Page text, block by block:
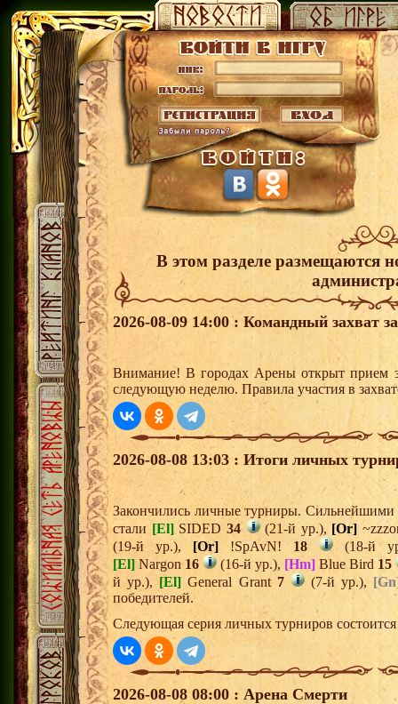
В этом разделе размещаются
2026-08-09 14:00 : Командный захват
Внимание! В городах Арены открыт прием
следующую неделю. Правила участия в
2026-08-08 13:03 : Итоги личных
Закончились личные турниры. Сильнейшими
стали [El]SIDED 34 (21-й ур.), [Or]
(19-й ур.), [Or]!SpAvN! 18
(18-й
[El] Nargon 16 (16-й ур.), [Hm] Blue Bird 15
й ур.), [El] General Grant 7 (7-й ур.),
победителей.
Следующая серия личных турниров состоится
2026-08-08 08:00 : Арена Смерти